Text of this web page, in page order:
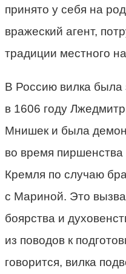
принято у себя на
вражеский агент,
традиции местного
В Россию вилка была
в 1606 году
Мнишек и была
во время пиршенства
Кремля по случаю
с Мариной. Это
боярства и
из поводов к
говорится, вилка